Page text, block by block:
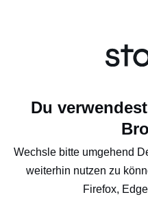
Du
Wechsle bitte umgehend
weiterhin nutzen zu
Firefox,